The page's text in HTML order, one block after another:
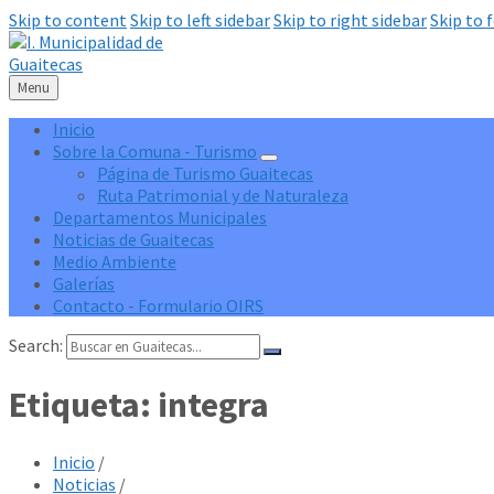
Skip to contentSkip to left sidebarSkip to right sidebarSkip to
Menu
Inicio
Sobre la Comuna - Turismo
Página de Turismo Guaitecas
Ruta Patrimonial y de Naturaleza
Departamentos Municipales
Noticias de Guaitecas
Medio Ambiente
Galerías
Contacto - Formulario OIRS
Search:
Etiqueta: integra
Inicio /
Noticias /